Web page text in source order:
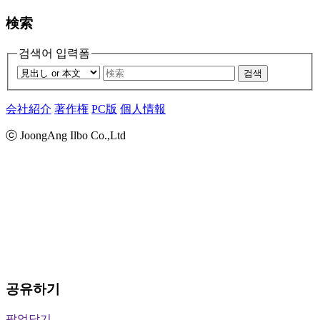
検索
검색어 입력폼
검색
会社紹介 著作権 PC版 個人情報
ⓒ JoongAng Ilbo Co.,Ltd
공유하기